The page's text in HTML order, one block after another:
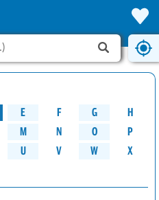
E F G H
M N O
P
U V W X